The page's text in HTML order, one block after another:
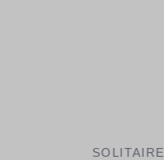
SOLITAIRE